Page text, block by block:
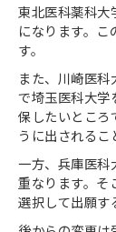
東北医科薬科大
になります。
す。
また、川崎医
で埼玉医科大学
保したいところ
うに出されるこ
一方、兵庫医科
重なります。そ
選択して出願す